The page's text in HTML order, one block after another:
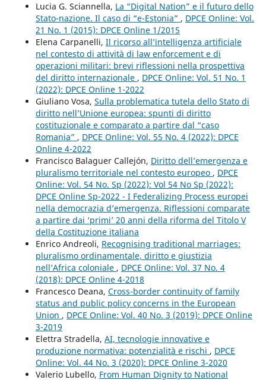
Lucia G. Sciannella, La “Digital Nation” e il futuro dello
Stato-nazione. Il caso di “e-Estonia” , DPCE Online: Vol.
21 No. 1 (2015): DPCE Online 1/2015
Elena Carpanelli, Il ricorso all’intelligenza artificiale
nel contesto di attività di law enforcement e di
operazioni militari: brevi riflessioni nella prospettiva
del diritto internazionale , DPCE Online: Vol. 51 No. 1
(2022): DPCE Online 1-2022
Giuliano Vosa, Sulla problematica tutela dello Stato di
diritto nell’Unione europea: spunti di diritto
costituzionale e comparato a partire dal “caso
Romania” , DPCE Online: Vol. 55 No. 4 (2022): DPCE
Online 4-2022
Francisco Balaguer Callejón, Diritto dell’emergenza e
pluralismo territoriale nel contesto europeo , DPCE
Online: Vol. 54 No. Sp (2022): Vol 54 No Sp (2022):
DPCE Online Sp-2022 - I Federalizing Process europei
nella democrazia d’emergenza. Riflessioni comparate
a partire dai ‘primi’ 20 anni della riforma del Titolo V
della Costituzione italiana
Enrico Andreoli, Recognising traditional marriages:
pluralismo ordinamentale, diritto e giustizia
nell’Africa coloniale , DPCE Online: Vol. 37 No. 4
(2018): DPCE Online 4-2018
Francesco Deana, Cross-border continuity of family
status and public policy concerns in the European
Union , DPCE Online: Vol. 40 No. 3 (2019): DPCE Online
3-2019
Elettra Stradella, AI, tecnologie innovative e
produzione normativa: potenzialità e rischi , DPCE
Online: Vol. 44 No. 3 (2020): DPCE Online 3-2020
Valerio Lubello, From Human Dignity to National